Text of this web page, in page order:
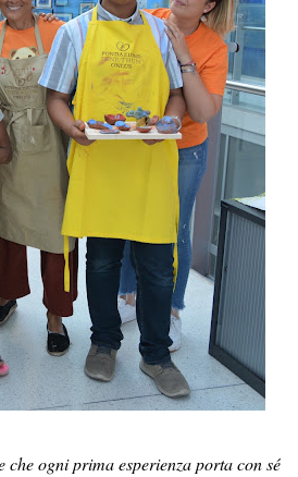
ogni prima esperienza porta con sé